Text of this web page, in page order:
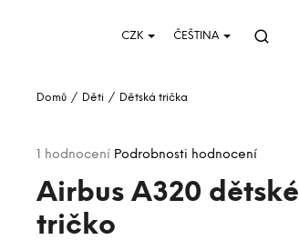
CZK ČEŠTINA
Průměrné
produktu
5,0
1 hodnocení Podrobnosti hodnocení
Airbus A320 dětské
tričko
Domů / Děti / Dětská trička